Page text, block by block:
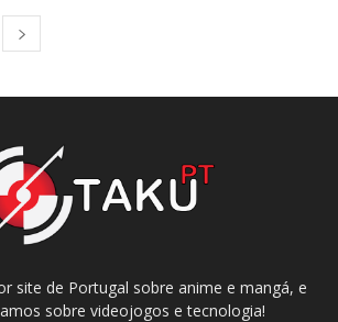
site de Portugal sobre anime e mangá, e
sobre videojogos e tecnologia!